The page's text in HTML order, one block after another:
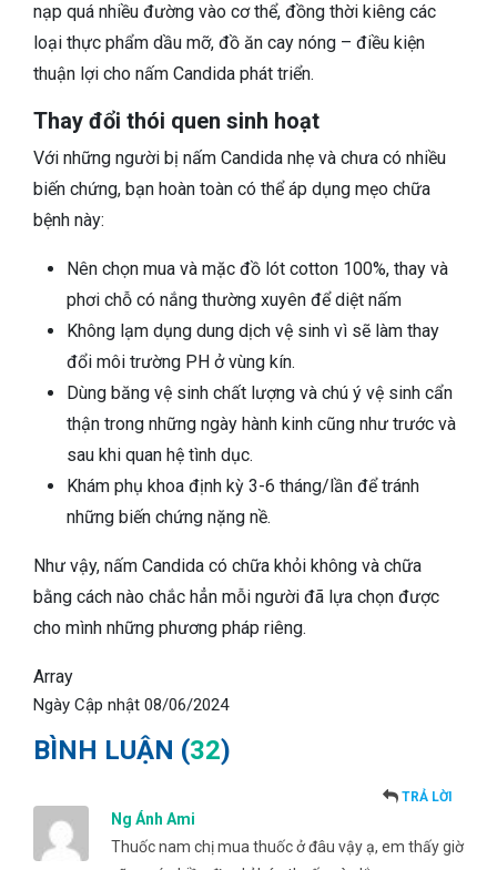
nạp quá nhiều đường vào cơ thể, đồng thời kiêng các
loại thực phẩm dầu mỡ, đồ ăn cay nóng – điều kiện
thuận lợi cho nấm Candida phát triển.
Thay đổi thói quen sinh hoạt
Với những người bị nấm Candida nhẹ và chưa có nhiều
biến chứng, bạn hoàn toàn có thể áp dụng mẹo chữa
bệnh này:
Nên chọn mua và mặc đồ lót cotton 100%, thay và
phơi chỗ có nắng thường xuyên để diệt nấm
Không lạm dụng dung dịch vệ sinh vì sẽ làm thay
đổi môi trường PH ở vùng kín.
Dùng băng vệ sinh chất lượng và chú ý vệ sinh cẩn
thận trong những ngày hành kinh cũng như trước và
sau khi quan hệ tình dục.
Khám phụ khoa định kỳ 3-6 tháng/lần để tránh
những biến chứng nặng nề.
Như vậy, nấm Candida có chữa khỏi không và chữa
bằng cách nào chắc hẳn mỗi người đã lựa chọn được
cho mình những phương pháp riêng.
Array
Ngày Cập nhật 08/06/2024
BÌNH LUẬN (32)
Ng Ánh Ami
TRẢ LỜI
Thuốc nam chị mua thuốc ở đâu vậy ạ, em thấy giờ